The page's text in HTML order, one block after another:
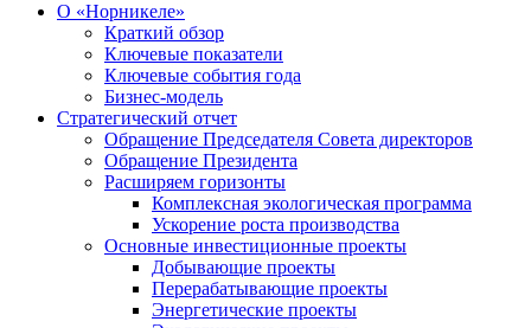
О «Норникеле»
Краткий обзор
Ключевые показатели
Ключевые события года
Бизнес-модель
Стратегический отчет
Обращение Председателя Совета директоров
Обращение Президента
Расширяем горизонты
Комплексная экологическая программа
Ускорение роста производства
Основные инвестиционные проекты
Добывающие проекты
Перерабатывающие проекты
Энергетические проекты